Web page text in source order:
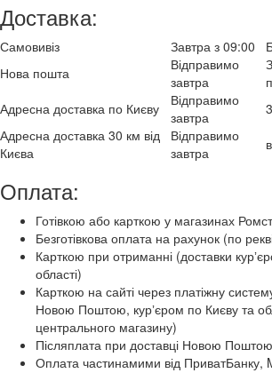
Доставка:
Самовивіз Завтра з 09:00
Нова пошта
Відправимо
завтра
Адресна доставка по Києву
Відправимо
завтра
Адресна доставка 30 км від
Києва
Відправимо
завтра
Оплата:
Готівкою або карткою у магазинах
Безготівкова оплата на рахунок (по
Карткою при отриманні (доставки
області)
Карткою на сайті через платіжну
Новою Поштою, курʼєром по Києву та
центрального магазину)
Післяплата при доставці Новою Поштою
Оплата частинамими від ПриватБанку,